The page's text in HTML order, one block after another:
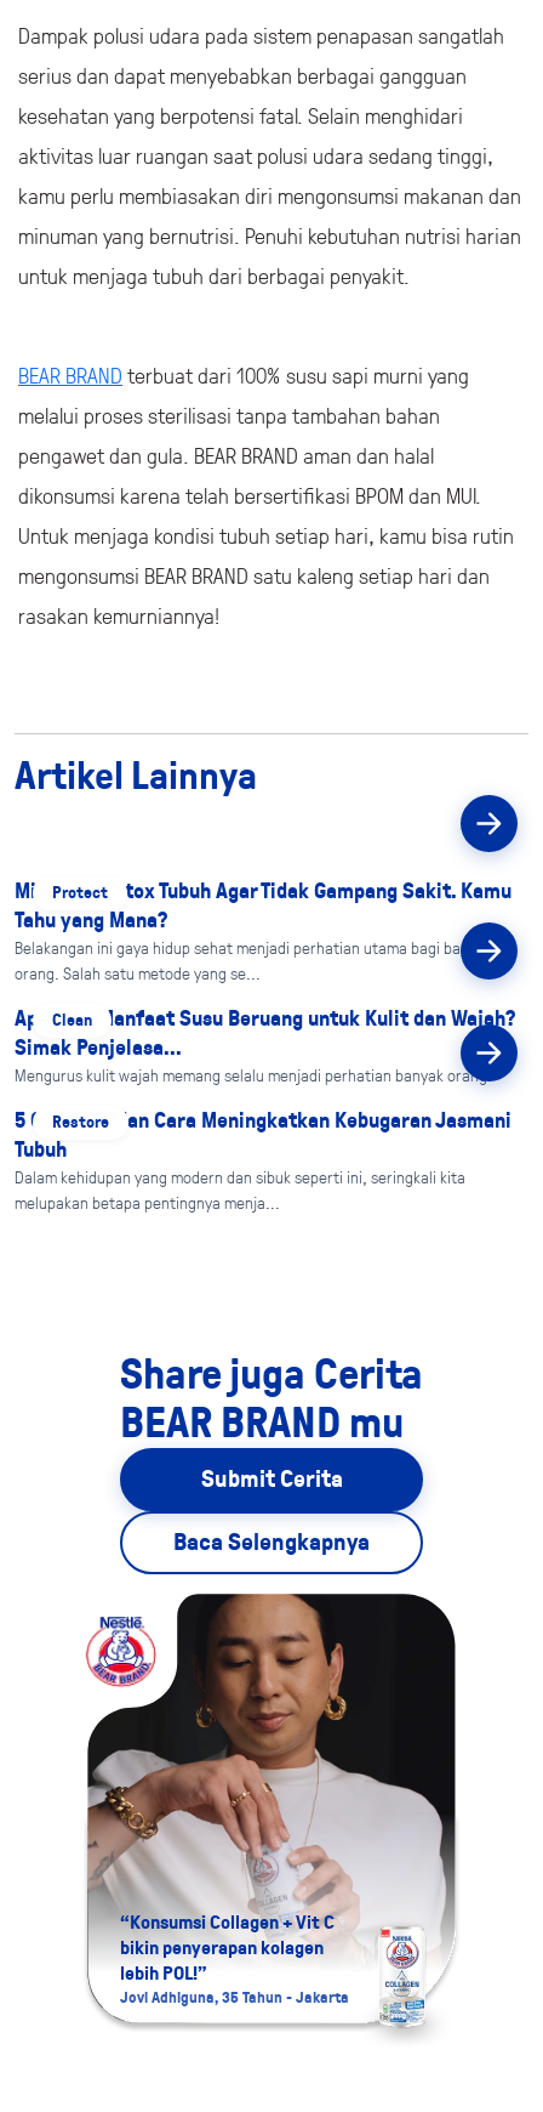
Dampak polusi udara pada sistem penapasan sangatlah
serius dan dapat menyebabkan berbagai gangguan
kesehatan yang berpotensi fatal. Selain menghidari
aktivitas luar ruangan saat polusi udara sedang tinggi,
kamu perlu membiasakan diri mengonsumsi makanan dan
minuman yang bernutrisi. Penuhi kebutuhan nutrisi harian
untuk menjaga tubuh dari berbagai penyakit.
BEAR BRAND terbuat dari 100% susu sapi murni yang
melalui proses sterilisasi tanpa tambahan bahan
pengawet dan gula. BEAR BRAND aman dan halal
dikonsumsi karena telah bersertifikasi BPOM dan MUI.
Untuk menjaga kondisi tubuh setiap hari, kamu bisa rutin
mengonsumsi BEAR BRAND satu kaleng setiap hari dan
rasakan kemurniannya!
Artikel Lainnya
Protect
Minuman Detox Tubuh Agar Tidak Gampang Sakit. Kamu
Tahu yang Mana?
Belakangan ini gaya hidup sehat menjadi perhatian utama bagi banyak
orang. Salah satu metode yang se...
Clean
Apa Saja Manfaat Susu Beruang untuk Kulit dan Wajah?
Simak Penjelasa...
Mengurus kulit wajah memang selalu menjadi perhatian banyak orang.
Restore
5 Olahraga dan Cara Meningkatkan Kebugaran Jasmani
Tubuh
Dalam kehidupan yang modern dan sibuk seperti ini, seringkali kita
melupakan betapa pentingnya menja...
Share juga Cerita
BEAR BRAND mu
Submit Cerita
Baca Selengkapnya
“Konsumsi Collagen + Vit C
bikin penyerapan kolagen
lebih POL!”
Jovi Adhiguna, 35 Tahun - Jakarta